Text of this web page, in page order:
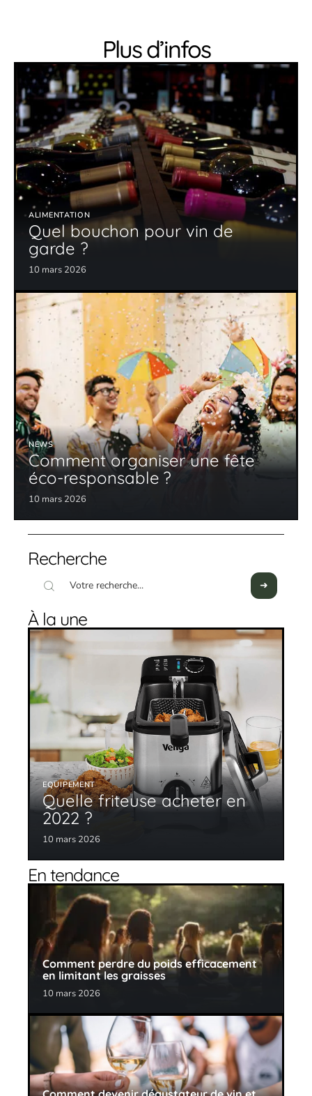
Plus d’infos
ALIMENTATION
Quel bouchon pour vin de
garde ?
10 mars 2026
NEWS
Comment organiser une fête
éco-responsable ?
10 mars 2026
Recherche
À la une
EQUIPEMENT
Quelle friteuse acheter en
2022 ?
10 mars 2026
En tendance
Comment perdre du poids efficacement
en limitant les graisses
10 mars 2026